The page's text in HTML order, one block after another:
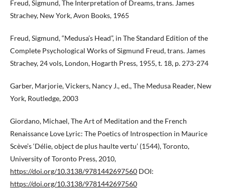
Freud, Sigmund, The Interpretation of Dreams, trans. James
Strachey, New York, Avon Books, 1965
Freud, Sigmund, “Medusa’s Head”, in The Standard Edition of the
Complete Psychological Works of Sigmund Freud, trans. James
Strachey, 24 vols, London, Hogarth Press, 1955, t. 18, p. 273-274
Garber, Marjorie, Vickers, Nancy J., ed., The Medusa Reader, New
York, Routledge, 2003
Giordano, Michael, The Art of Meditation and the French
Renaissance Love Lyric: The Poetics of Introspection in Maurice
Scève’s ‘Délie, object de plus haulte vertu’ (1544), Toronto,
University of Toronto Press, 2010,
https://doi.org/10.3138/9781442697560 DOI:
https://doi.org/10.3138/9781442697560